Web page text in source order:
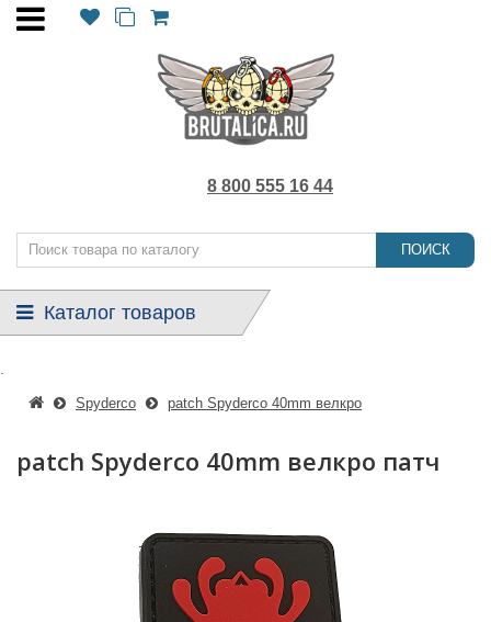
8 800 555 16 44
ПОИСК
Каталог товаров
Spyderco patch Spyderco 40mm велкро
patch Spyderco 40mm велкро патч